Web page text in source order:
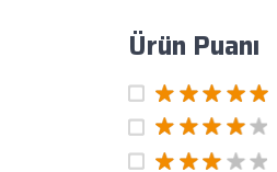
Ürün Puanı